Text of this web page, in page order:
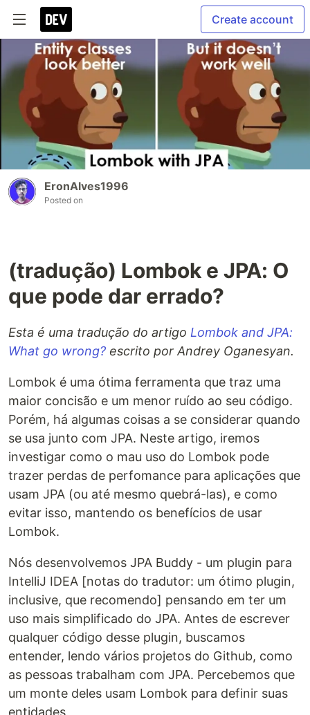
Create account
EronAlves1996
Posted on
(tradução) Lombok e JPA: O
que pode dar errado?
Esta é uma tradução do artigo Lombok and JPA:
What go wrong? escrito por Andrey Oganesyan.
Lombok é uma ótima ferramenta que traz uma
maior concisão e um menor ruído ao seu código.
Porém, há algumas coisas a se considerar quando
se usa junto com JPA. Neste artigo, iremos
investigar como o mau uso do Lombok pode
trazer perdas de perfomance para aplicações que
usam JPA (ou até mesmo quebrá-las), e como
evitar isso, mantendo os benefícios de usar
Lombok.
Nós desenvolvemos JPA Buddy - um plugin para
IntelliJ IDEA [notas do tradutor: um ótimo plugin,
inclusive, que recomendo] pensando em ter um
uso mais simplificado do JPA. Antes de escrever
qualquer código desse plugin, buscamos
entender, lendo vários projetos do Github, como
as pessoas trabalham com JPA. Percebemos que
um monte deles usam Lombok para definir suas
entidades.